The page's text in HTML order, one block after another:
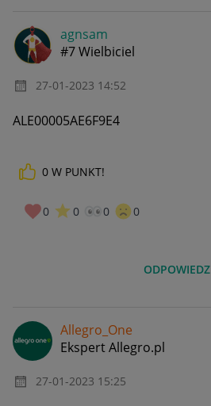
agnsam
#7 Wielbiciel
‎27-01-2023 14:52
ALE00005AE6F9E4
0 W PUNKT!
0 0 0 0
ODPOWIEDZ
Allegro_One
Ekspert Allegro.pl
‎27-01-2023 15:25